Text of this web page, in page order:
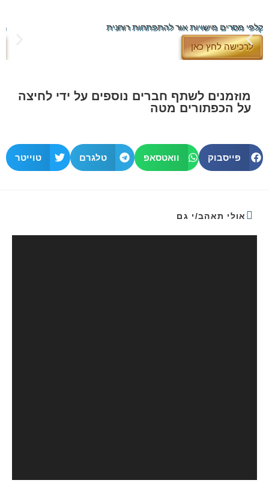
קלפי מסרים מישויות אור להתפתחות רוחנית
לרכישה לחץ כאן
מוזמנים לשתף חברים נוספים על ידי לחיצה
על הכפתורים מטה
פייסבוק וואטסאפ טלגרם טוייטר
אולי תאהב/י גם